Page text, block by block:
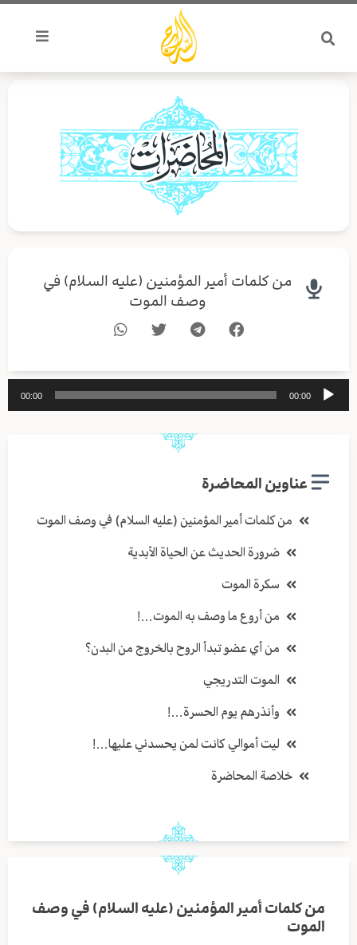
تخطي
المحتوى
من كلمات أمير المؤمنين (عليه السلام) في
وصف الموت
مشغل
الصوت
00:00
00:00
عناوين المحاضرة
من كلمات أمير المؤمنين (عليه السلام) في وصف الموت
ضرورة الحديث عن الحياة الأبدية
سكرة الموت
من أروع ما وصف به الموت…!
من أي عضو تبدأ الروح بالخروج من البدن؟
الموت التدريجي
وأنذرهم يوم الحسرة…!
ليت أموالي كانت لمن يحسدني عليها…!
خلاصة المحاضرة
من كلمات أمير المؤمنين (عليه السلام) في وصف
الموت